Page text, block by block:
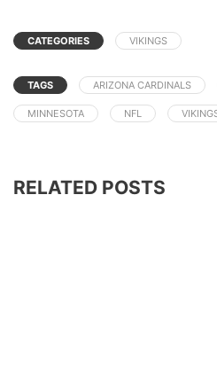
CATEGORIES VIKINGS
TAGS ARIZONA CARDINALS
MINNESOTA NFL
RELATED POSTS